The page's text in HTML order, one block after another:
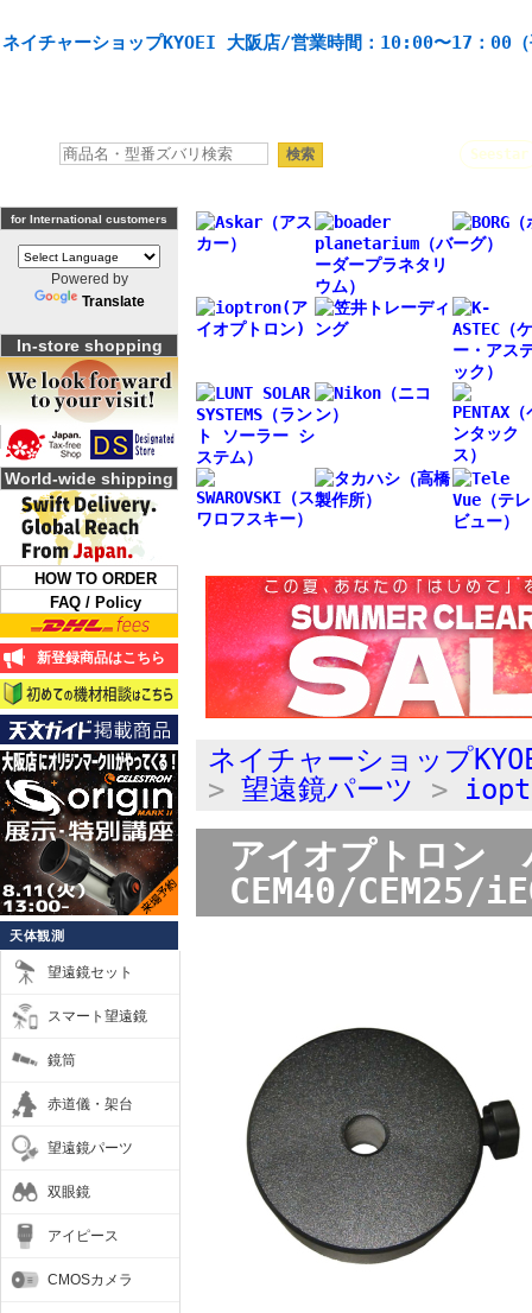
ネイチャーショップKYOEI 大阪店/営業時間：10:00〜17：00（
Seestar
for International customers
Powered by
Translate
In-store shopping
World-wide shipping
HOW TO ORDER
FAQ / Policy
新登録商品はこちら
天体観測
望遠鏡セット
スマート望遠鏡
鏡筒
赤道儀・架台
望遠鏡パーツ
双眼鏡
アイピース
CMOSカメラ
ネイチャーショップ
> 望遠鏡パーツ >
アイオプトロン
CEM40/CEM25/